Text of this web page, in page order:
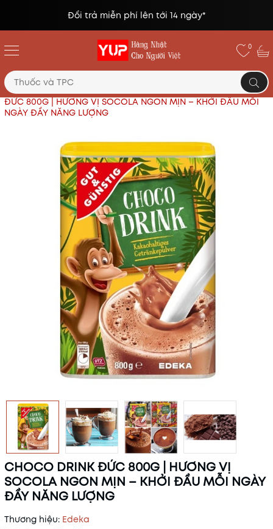
Đổi trả miễn phí lên tới 14 ngày*
0
Trang chủ Thực phẩm nhập khẩu
CHOCO DRINK
ĐỨC 800G | HƯƠNG VỊ SOCOLA NGON MỊN – KHỞI ĐẦU MỖI
NGÀY ĐẦY NĂNG LƯỢNG
CHOCO DRINK ĐỨC 800G | HƯƠNG VỊ
SOCOLA NGON MỊN – KHỞI ĐẦU MỖI NGÀY
ĐẦY NĂNG LƯỢNG
Thương hiệu: Edeka